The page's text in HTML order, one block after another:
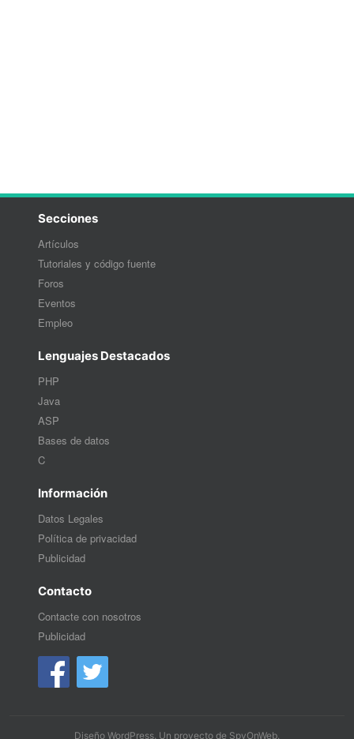
Secciones
Artículos
Tutoriales y código fuente
Foros
Eventos
Empleo
Lenguajes Destacados
PHP
Java
ASP
Bases de datos
C
Información
Datos Legales
Política de privacidad
Publicidad
Contacto
Contacte con nosotros
Publicidad
Diseño WordPress. Un proyecto de SpyOnWeb.